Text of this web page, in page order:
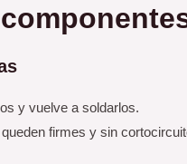
y vuelve a soldarlos.
firmes y sin